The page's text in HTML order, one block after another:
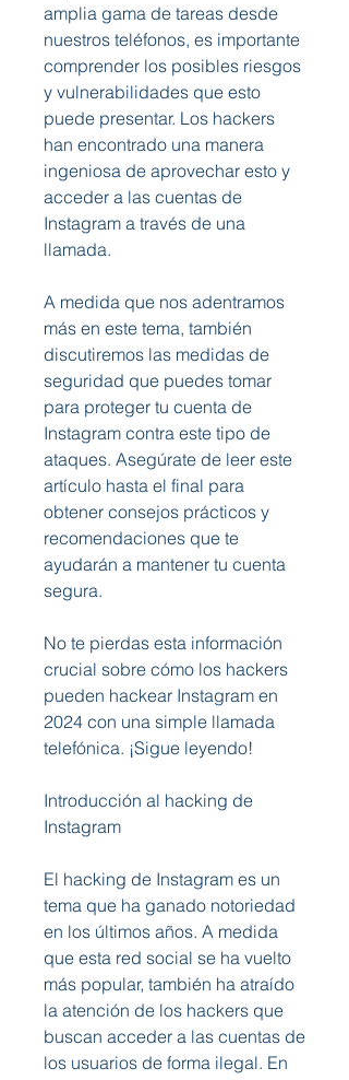
amplia gama de tareas desde
nuestros teléfonos, es importante
comprender los posibles riesgos
y vulnerabilidades que esto
puede presentar. Los hackers
han encontrado una manera
ingeniosa de aprovechar esto y
acceder a las cuentas de
Instagram a través de una
llamada.
A medida que nos adentramos
más en este tema, también
discutiremos las medidas de
seguridad que puedes tomar
para proteger tu cuenta de
Instagram contra este tipo de
ataques. Asegúrate de leer este
artículo hasta el final para
obtener consejos prácticos y
recomendaciones que te
ayudarán a mantener tu cuenta
segura.
No te pierdas esta información
crucial sobre cómo los hackers
pueden hackear Instagram en
2024 con una simple llamada
telefónica. ¡Sigue leyendo!
Introducción al hacking de
Instagram
El hacking de Instagram es un
tema que ha ganado notoriedad
en los últimos años. A medida
que esta red social se ha vuelto
más popular, también ha atraído
la atención de los hackers que
buscan acceder a las cuentas de
los usuarios de forma ilegal. En